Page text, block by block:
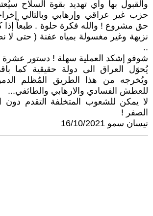
والقبول بها وأي تهديد بقوة السلاح
حزب غير عراقي وإرهابي وبالتالي
حق مشروع ! والله فكرة حلوة . طبعاً إذا
نزيهة وغير مغسولة بمياه عفنة ( حتى لا
..
شوفو إشكد العملية سهلة ! دستور
يُحوَل العراق الى دولة حقيقية كما
ويُخرجه من هذا الطريق المُظلم
للعطش الفسادي والارهابي والطائفي...
لا يمكن للشعوب المتخلفة التقدم دون
الصفر !
نيسان سمو 16/10/2021